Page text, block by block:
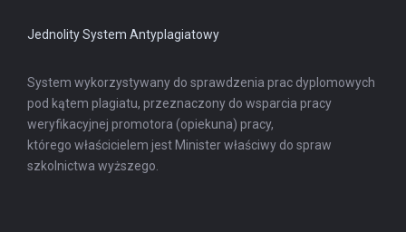
Jednolity System Antyplagiatowy
System wykorzystywany do sprawdzenia prac dyplomowych
pod kątem plagiatu, przeznaczony do wsparcia pracy
weryfikacyjnej promotora (opiekuna) pracy,
którego właścicielem jest Minister właściwy do spraw
szkolnictwa wyższego.